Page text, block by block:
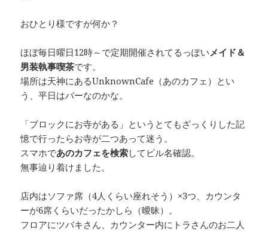
おひとり様ですが何か？
ほぼ毎日曜日12時～で定期開催されてるっぽいメイド＆
男装執事喫茶です。
場所は天神にあるUnknownCafe（あのカフェ）とい
う、平日はバーなのかな。
「ブロックにお寺がある」というとてもざっくりした記
憶で行ったらお寺が二つあって迷う。
スマホであのカフェを検索してビル名確認。
無事辿り着けました。
店内はソファ席（4人くらい座れそう）×3つ、カウンタ
ーが6席くらいだったかしら（曖昧）。
フロアにツバキさん、カウンター内にトラさんのお二人